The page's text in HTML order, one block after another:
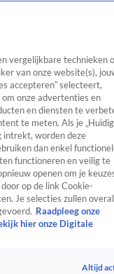
TV Algemeen
Tip
CrimeVideo's
vergelijkbare technieken
van onze website(s),
accepteren” selecteert,
onze advertenties en
en diensten te
te meten. Als je
intrekt, worden deze
dan enkel
functioneren en veilig te
openen om je
op de link Cookie-
Je selecties zullen overal
Raadpleeg onze
hier onze Digitale
Altijd